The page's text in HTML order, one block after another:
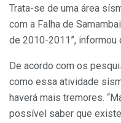
Trata-se de uma área
com a Falha de
de 2010-2011”, informou
De acordo com os
como essa atividade
haverá mais tremores.
possível saber que